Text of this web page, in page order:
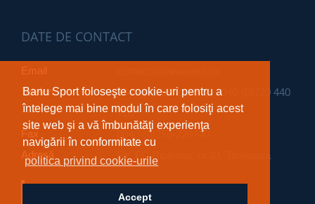
Banu Sport foloseşte cookie-uri pentru a
întelege mai bine modul în care folosiţi acest
site web şi a vă îmbunătăţi experienţa
navigării în conformitate cu
politica privind cookie-urile
Accept
DATE DE CONTACT
Email
Telefon
0040-(0)256-220642; 0040-(0)720 440
720
Fax
0040-(0)256-220740
Adresă
Str. FC Ripensia, nr.33, Timisoara
Banusport Timisoara